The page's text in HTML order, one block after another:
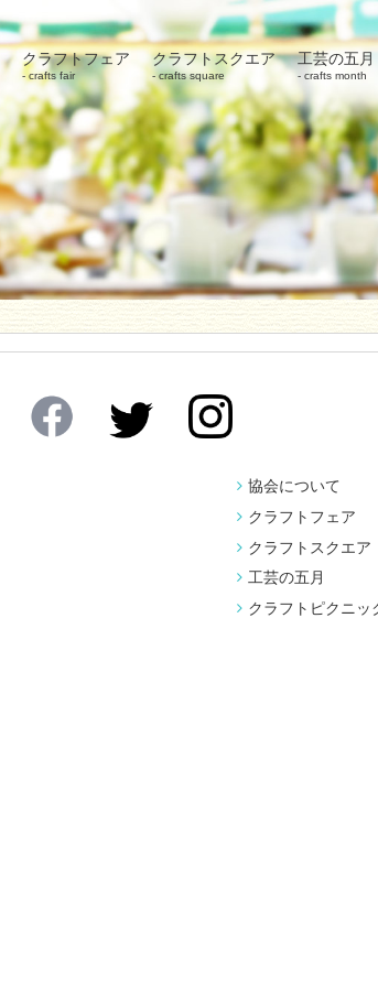
クラフトフェア
crafts fair
クラフトスクエア
crafts square
工芸の五月
crafts month
協会について
クラフトフェア
クラフトスクエア
工芸の五月
クラフトピクニッ